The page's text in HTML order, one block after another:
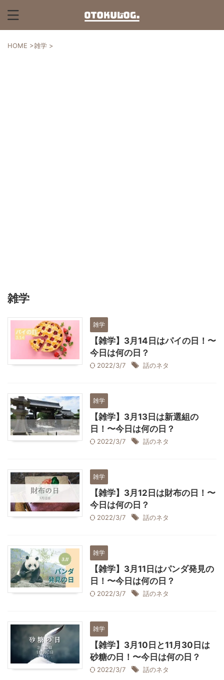
HOME >雑学 >
雑学
雑学
【雑学】3月14日はパイの日！〜
今日は何の日？
2022/3/7 話のネタ
雑学
【雑学】3月13日は新選組の
日！〜今日は何の日？
2022/3/7 話のネタ
雑学
【雑学】3月12日は財布の日！〜
今日は何の日？
2022/3/7 話のネタ
雑学
【雑学】3月11日はパンダ発見の
日！〜今日は何の日？
2022/3/7 話のネタ
雑学
【雑学】3月10日と11月30日は
砂糖の日！〜今日は何の日？
2022/3/7 話のネタ